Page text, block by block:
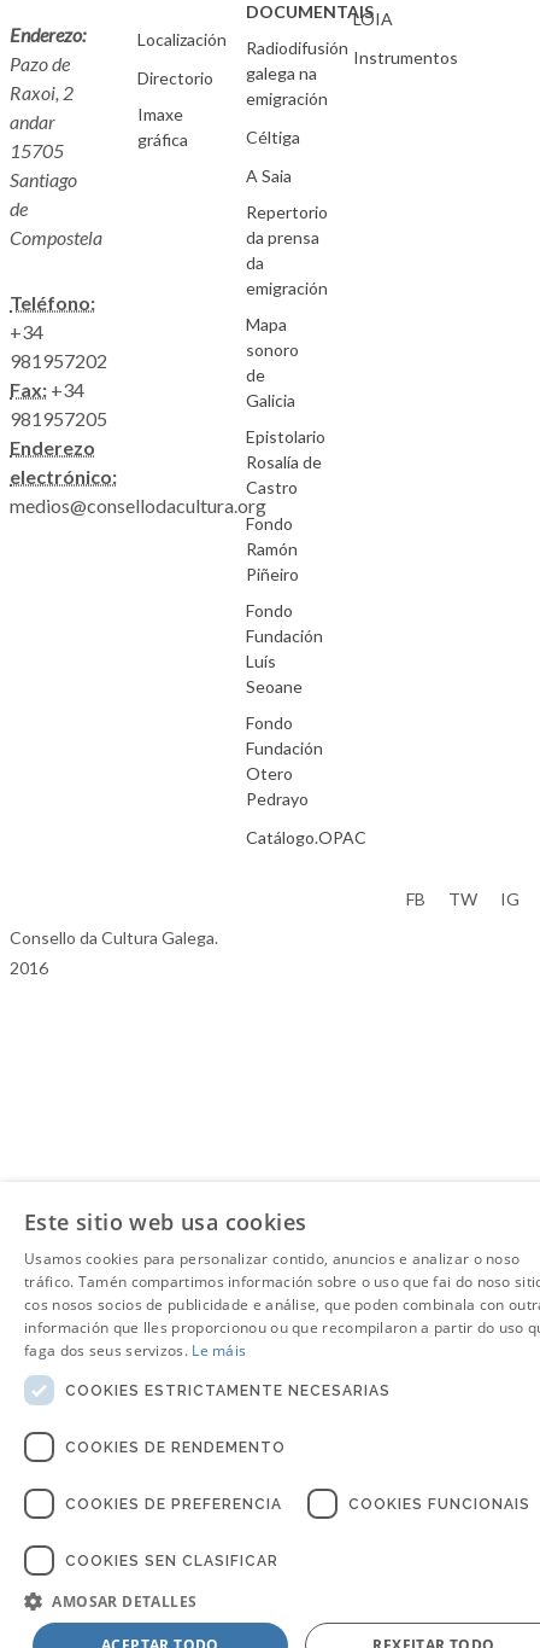
Enderezo:
Pazo de
Raxoi, 2
andar
15705
Santiago
de
Compostela
Teléfono:
+34
981957202
Fax: +34
981957205
Enderezo
electrónico:
medios@consellodacultura.org
Localización
Directorio
Imaxe
gráfica
DOCUMENTAIS
Radiodifusión
galega na
emigración
Céltiga
A Saia
Repertorio
da prensa
da
emigración
Mapa
sonoro
de
Galicia
Epistolario
Rosalía de
Castro
Fondo
Ramón
Piñeiro
Fondo
Fundación
Luís
Seoane
Fondo
Fundación
Otero
Pedrayo
Catálogo.OPAC
LOIA
Instrumentos
Consello da Cultura Galega.
2016
FB TW IG
Este sitio web usa cookies
Usamos cookies para personalizar contido, anuncios e analizar o noso
tráfico. Tamén compartimos información sobre o uso que fai do noso
cos nosos socios de publicidade e análise, que poden combinala con
información que lles proporcionou ou que recompilaron a partir do uso
faga dos seus servizos. Le máis
COOKIES ESTRICTAMENTE NECESARIAS
COOKIES DE RENDEMENTO
COOKIES DE PREFERENCIA COOKIES FUNCIONAIS
COOKIES SEN CLASIFICAR
AMOSAR DETALLES